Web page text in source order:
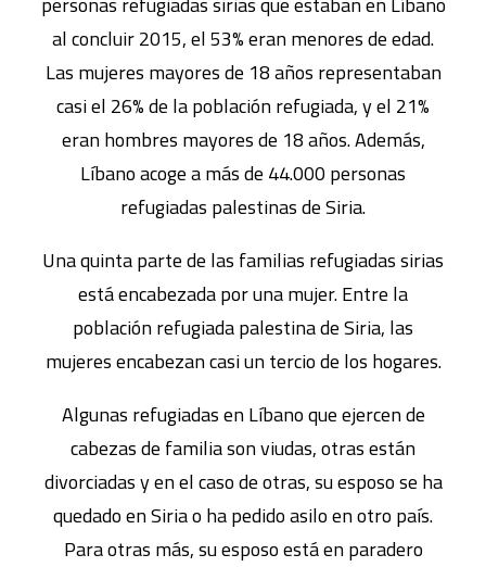
al concluir 2015, el 53% eran menores de edad.
Las mujeres mayores de 18 años representaban
casi el 26% de la población refugiada, y el 21%
eran hombres mayores de 18 años. Además,
Líbano acoge a más de 44.000 personas
refugiadas palestinas de Siria.
Una quinta parte de las familias refugiadas sirias
está encabezada por una mujer. Entre la
población refugiada palestina de Siria, las
mujeres encabezan casi un tercio de los hogares.
Algunas refugiadas en Líbano que ejercen de
cabezas de familia son viudas, otras están
divorciadas y en el caso de otras, su esposo se ha
quedado en Siria o ha pedido asilo en otro país.
Para otras más, su esposo está en paradero